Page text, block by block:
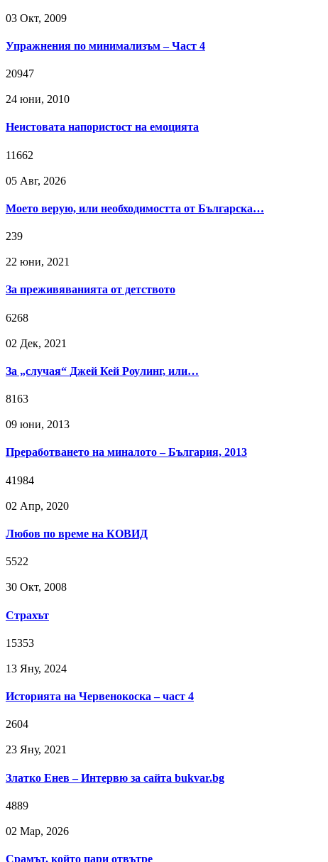
03 Окт, 2009
Упражнения по минимализъм – Част 4
20947
24 юни, 2010
Неистовата напористост на емоцията
11662
05 Авг, 2026
Моето верую, или необходимостта от Българска…
239
22 юни, 2021
За преживяванията от детството
6268
02 Дек, 2021
За „случая“ Джей Кей Роулинг, или…
8163
09 юни, 2013
Преработването на миналото – България, 2013
41984
02 Апр, 2020
Любов по време на КОВИД
5522
30 Окт, 2008
Страхът
15353
13 Яну, 2024
Историята на Червенокоска – част 4
2604
23 Яну, 2021
Златко Енев – Интервю за сайта bukvar.bg
4889
02 Мар, 2026
Срамът, който пари отвътре